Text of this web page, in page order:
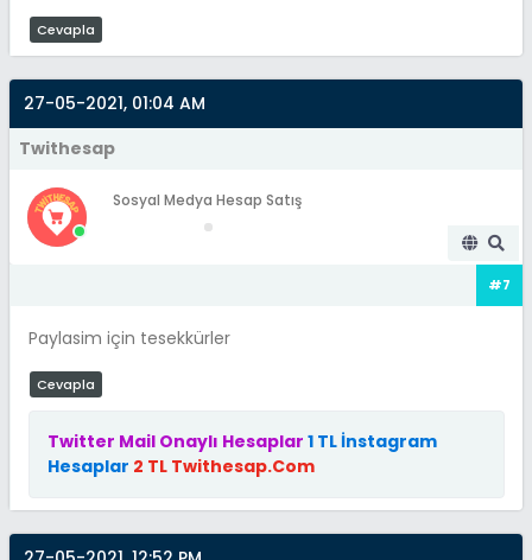
Cevapla
27-05-2021, 01:04 AM
Twithesap
Sosyal Medya Hesap Satış
#7
Paylasim için tesekkürler
Cevapla
Twitter Mail Onaylı Hesaplar 1 TL İnstagram
Hesaplar 2 TL Twithesap.Com